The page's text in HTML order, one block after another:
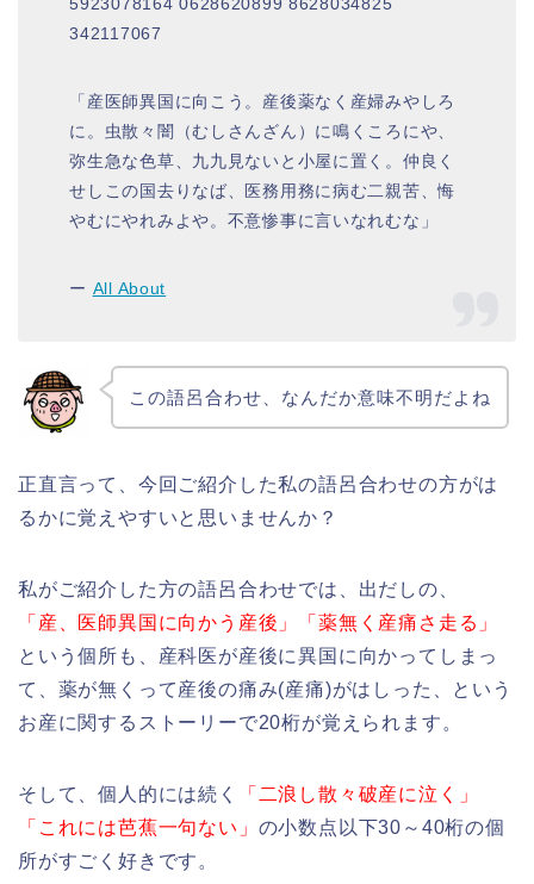
342117067
「産医師異国に向こう。産後薬なく産婦みやしろ
に。虫散々闇（むしさんざん）に鳴くころにや、
弥生急な色草、九九見ないと小屋に置く。仲良く
せしこの国去りなば、医務用務に病む二親苦、悔
やむにやれみよや。不意惨事に言いなれむな」
ー All About
この語呂合わせ、なんだか意味不明だよね
正直言って、今回ご紹介した私の語呂合わせの方がは
るかに覚えやすいと思いませんか？
私がご紹介した方の語呂合わせでは、出だしの、
「産、医師異国に向かう産後」「薬無く産痛さ走る」
という個所も、産科医が産後に異国に向かってしまっ
て、薬が無くって産後の痛み(産痛)がはしった、という
お産に関するストーリーで20桁が覚えられます。
そして、個人的には続く
「二浪し散々破産に泣く」
「これには芭蕉一句ない」 の小数点以下30～40桁の個
所がすごく好きです。